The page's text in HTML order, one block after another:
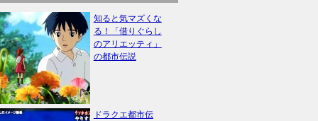
知ると気マズくな
る！「借りぐらし
のアリエッティ」
の都市伝説
ドラクエ都市伝